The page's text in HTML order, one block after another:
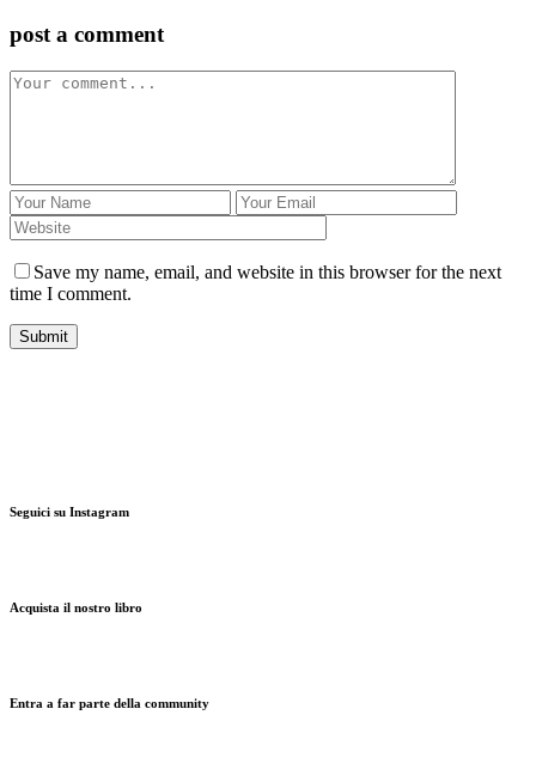
post a comment
Save my name, email, and website in this browser for the next
time I comment.
Seguici su Instagram
Acquista il nostro libro
Entra a far parte della community